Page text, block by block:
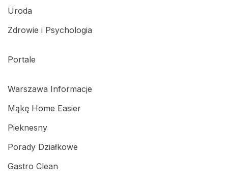
Uroda
Zdrowie i Psychologia
Portale
Warszawa Informacje
Mąkę Home Easier
Pieknesny
Porady Działkowe
Gastro Clean